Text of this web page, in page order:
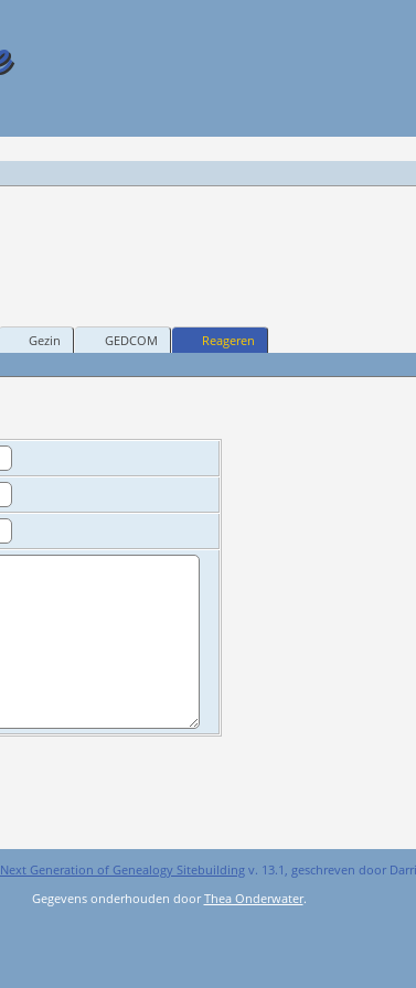
Gezin GEDCOM Reageren
Generation of Genealogy Sitebuildingv. 13.1, geschreven door
Gegevens onderhouden doorThea Onderwater.